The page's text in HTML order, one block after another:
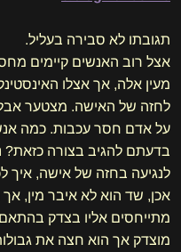
תגובתו לא סבירה בעליל.
אצל רוב האנשים קיימים
מעין אלה, אך אצלו
לחזה של האישה. מצטער
על אדם חסר עכבות. כמה
בדעתם להגיב בצורה כזאת?
לנגיעה בחזה של אישה, איך
אכן, שד הוא לא איבר מין, אך
מתייחסים אליו בצדק בהתאם.
מוצדק אך הוא חצה את